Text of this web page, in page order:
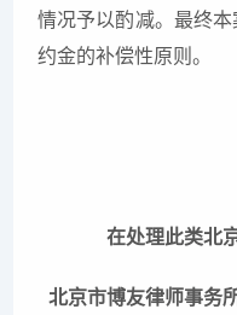
情况予以酌减。最终
约金的补偿性原则。
在处理此类北
北京市博友律师事务